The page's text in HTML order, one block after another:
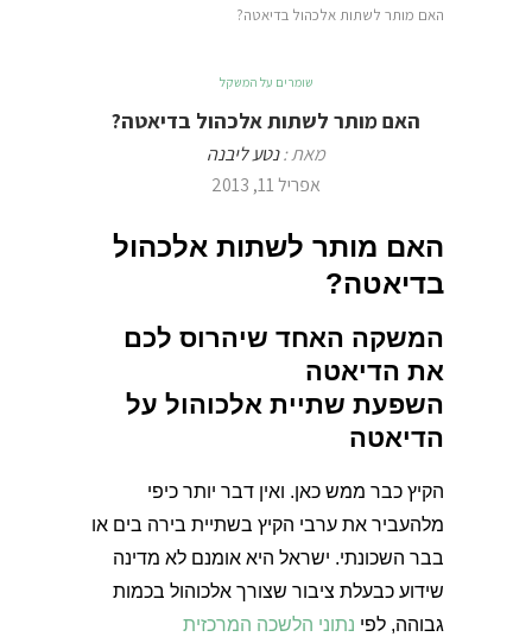
האם מותר לשתות אלכהול בדיאטה?
שומרים על המשקל
האם מותר לשתות אלכהול בדיאטה?
מאת :נטע ליבנה
אפריל 11, 2013
האם מותר לשתות אלכהול
בדיאטה?
המשקה האחד שיהרוס לכם
את הדיאטה
השפעת שתיית אלכוהול על
הדיאטה
הקיץ כבר ממש כאן. ואין דבר יותר כיפי
מלהעביר את ערבי הקיץ בשתיית בירה בים או
בבר השכונתי. ישראל היא אומנם לא מדינה
שידוע כבעלת ציבור שצורך אלכוהול בכמות
גבוהה, לפי נתוני הלשכה המרכזית